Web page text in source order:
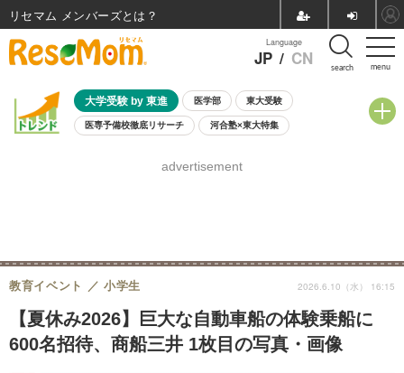
menu
Language
JP / CN search
大学受験 by 東進 医学部 東大受験
医専予備校徹底リサーチ 河合塾×東大特集
8月開催学校説明会・相談会
advertisement
【夏休み2026】巨大な自動車船の体験乗船に
600名招待、商船三井 1枚目の写真・画像
教育イベント 小学生 2026.6.10（水） 16:15
リセマム メンバーズ